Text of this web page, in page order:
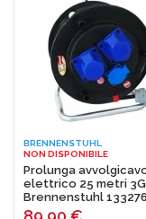
BRENNENSTUHL
NON DISPONIBILE
Prolunga
elettrico 25 metri
Brennenstuhl